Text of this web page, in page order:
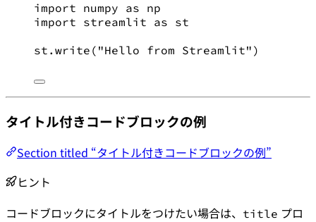
import numpy as np
import streamlit as st
st.write( "Hello from Streamlit" )
タイトル付きコードブロックの例
Section titled “タイトル付きコードブロックの例”
ヒント
コードブロックにタイトルをつけたい場合は、 title プロ